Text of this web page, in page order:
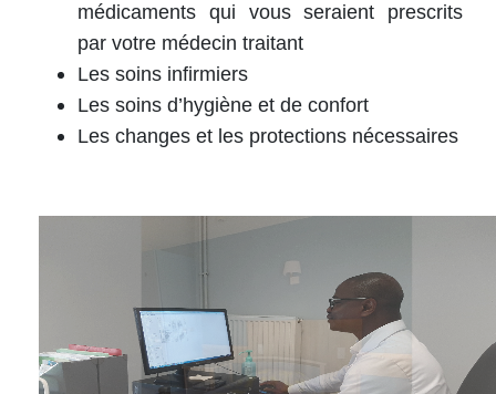
médicaments qui vous seraient prescrits
par votre médecin traitant
Les soins infirmiers
Les soins d’hygiène et de confort
Les changes et les protections nécessaires